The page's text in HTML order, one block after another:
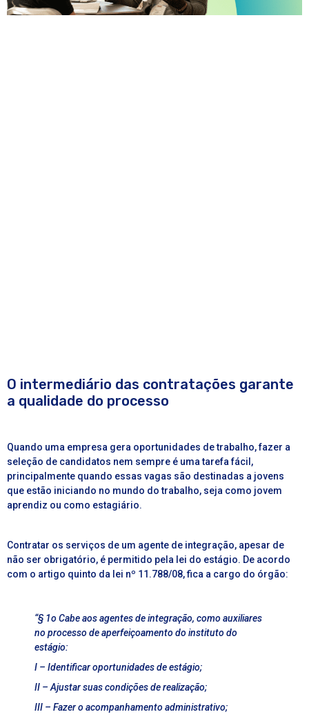
O intermediário das contratações garante
a qualidade do processo
Quando uma empresa gera oportunidades de trabalho, fazer a
seleção de candidatos nem sempre é uma tarefa fácil,
principalmente quando essas vagas são destinadas a jovens
que estão iniciando no mundo do trabalho, seja como jovem
aprendiz ou como estagiário.
Contratar os serviços de um agente de integração, apesar de
não ser obrigatório, é permitido pela lei do estágio. De acordo
com o artigo quinto da lei nº 11.788/08, fica a cargo do órgão:
“§ 1o Cabe aos agentes de integração, como auxiliares
no processo de aperfeiçoamento do instituto do
estágio:
I – Identificar oportunidades de estágio;
II – Ajustar suas condições de realização;
III – Fazer o acompanhamento administrativo;